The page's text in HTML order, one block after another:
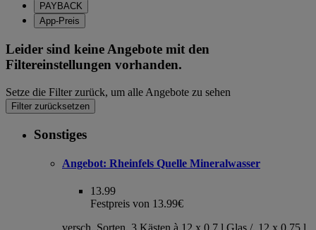
PAYBACK
App-Preis
Leider sind keine Angebote mit den
Filtereinstellungen vorhanden.
Setze die Filter zurück, um alle Angebote zu sehen
Filter zurücksetzen
Sonstiges
Angebot: Rheinfels Quelle Mineralwasser
13.99
Festpreis von 13.99€
versch. Sorten, 3 Kästen à 12 x 0,7 l Glas /, 12 x 0,75 l